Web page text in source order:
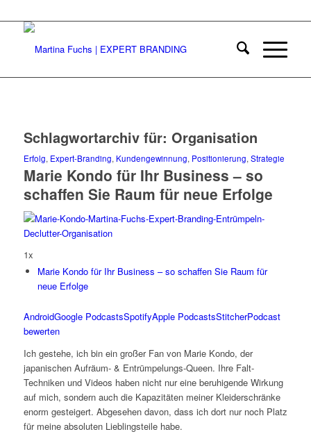
Schlagwortarchiv für: Organisation
Erfolg, Expert-Branding, Kundengewinnung, Positionierung, Strategie
Marie Kondo für Ihr Business – so
schaffen Sie Raum für neue Erfolge
1x
Marie Kondo für Ihr Business – so schaffen Sie Raum für
neue Erfolge
AndroidGoogle PodcastsSpotifyApple PodcastsStitcherPodcast
bewerten
Ich gestehe, ich bin ein großer Fan von Marie Kondo, der
japanischen Aufräum- & Entrümpelungs-Queen. Ihre Falt-
Techniken und Videos haben nicht nur eine beruhigende Wirkung
auf mich, sondern auch die Kapazitäten meiner Kleiderschränke
enorm gesteigert. Abgesehen davon, dass ich dort nur noch Platz
für meine absoluten Lieblingsteile habe.